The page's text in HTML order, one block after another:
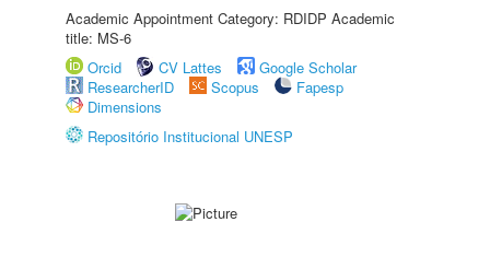
Academic Appointment Category: RDIDP Academic
title: MS-6
Orcid
CV Lattes
Google Scholar
ResearcherID
Scopus
Fapesp
Dimensions
Repositório Institucional UNESP